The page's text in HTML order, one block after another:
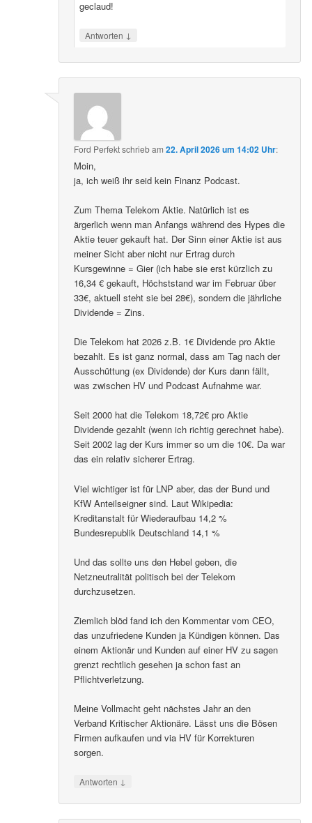
geclaud!
Antworten ↓
Ford Perfektschriebam22. April 2026 um 14:02 Uhr:
Moin,
ja, ich weiß ihr seid kein Finanz Podcast.
Zum Thema Telekom Aktie. Natürlich ist es
ärgerlich wenn man Anfangs während des Hypes die
Aktie teuer gekauft hat. Der Sinn einer Aktie ist aus
meiner Sicht aber nicht nur Ertrag durch
Kursgewinne = Gier (ich habe sie erst kürzlich zu
16,34 € gekauft, Höchststand war im Februar über
33€, aktuell steht sie bei 28€), sondern die jährliche
Dividende = Zins.
Die Telekom hat 2026 z.B. 1€ Dividende pro Aktie
bezahlt. Es ist ganz normal, dass am Tag nach der
Ausschüttung (ex Dividende) der Kurs dann fällt,
was zwischen HV und Podcast Aufnahme war.
Seit 2000 hat die Telekom 18,72€ pro Aktie
Dividende gezahlt (wenn ich richtig gerechnet habe).
Seit 2002 lag der Kurs immer so um die 10€. Da war
das ein relativ sicherer Ertrag.
Viel wichtiger ist für LNP aber, das der Bund und
KfW Anteilseigner sind. Laut Wikipedia:
Kreditanstalt für Wiederaufbau 14,2 %
Bundesrepublik Deutschland 14,1 %
Und das sollte uns den Hebel geben, die
Netzneutralität politisch bei der Telekom
durchzusetzen.
Ziemlich blöd fand ich den Kommentar vom CEO,
das unzufriedene Kunden ja Kündigen können. Das
einem Aktionär und Kunden auf einer HV zu sagen
grenzt rechtlich gesehen ja schon fast an
Pflichtverletzung.
Meine Vollmacht geht nächstes Jahr an den
Verband Kritischer Aktionäre. Lässt uns die Bösen
Firmen aufkaufen und via HV für Korrekturen
sorgen.
Antworten ↓